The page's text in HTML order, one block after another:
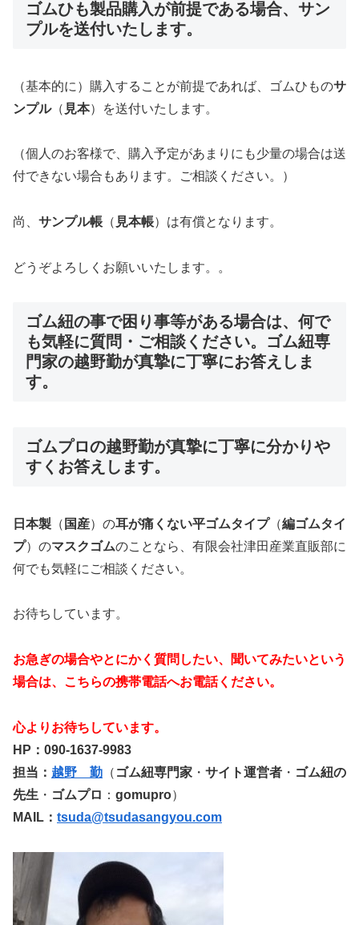
ゴムひも製品購入が前提である場合、サン
プルを送付いたします。
（基本的に）購入することが前提であれば、ゴムひものサ
ンプル（ 見本）を送付いたします。
（個人のお客様で、購入予定があまりにも少量の場合は送
付できない場合もあります。ご相談ください。）
尚、 サンプル帳 （ 見本帳）は有償となります。
どうぞよろしくお願いいたします。。
ゴム紐の事で困り事等がある場合は、何で
も気軽に質問・ご相談ください。ゴム紐専
門家の越野勤が真摯に丁寧にお答えしま
す。
ゴムプロの越野勤が真摯に丁寧に分かりや
すくお答えします。
日本製 （ 国産）の耳が痛くない平ゴムタイプ（編ゴムタイ
プ）のマスクゴムのことなら、有限会社津田産業直販部に
何でも気軽にご相談ください。
お待ちしています。
お急ぎの場合やとにかく質問したい、聞いてみたいという
場合は、こちらの携帯電話へお電話ください。
心よりお待ちしています。
HP：090-1637-9983
担当： 越野 勤 （ ゴム紐専門家 ・ サイト運営者 ・ ゴム紐の
先生 ・ ゴムプロ ： gomupro）
MAIL： tsuda@tsudasangyou.com